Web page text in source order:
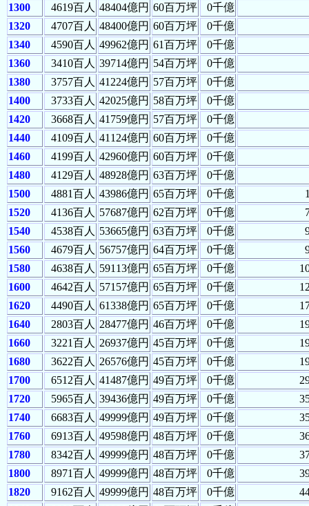
1300
4619百人 48404億円 60百万坪
0千億
1320
4707百人 48400億円 60百万坪
0千億
1340
4590百人 49962億円 61百万坪
0千億
1360
3410百人 39714億円 54百万坪
0千億
1380
3757百人 41224億円 57百万坪
0千億
1400
3733百人 42025億円 58百万坪
0千億
1420
3668百人 41759億円 57百万坪
0千億
1440
4109百人 41124億円 60百万坪
0千億
1460
4199百人 42960億円 60百万坪
0千億
1480
4129百人 48928億円 63百万坪
0千億
1500
4881百人 43986億円 65百万坪 0千億
1520
4136百人 57687億円 62百万坪 0千億
1540
4538百人 53665億円 63百万坪 0千億
1560
4679百人 56757億円 64百万坪 0千億
1580
4638百人 59113億円 65百万坪 0千億
1600
4642百人 57157億円 65百万坪 0千億
1620
4490百人 61338億円 65百万坪 0千億
1640
2803百人 28477億円 46百万坪 0千億
1660
3221百人 26937億円 45百万坪 0千億
1680
3622百人 26576億円 45百万坪 0千億
1700
6512百人 41487億円 49百万坪 0千億
1720
5965百人 39436億円 49百万坪 0千億
1740
6683百人 49999億円 49百万坪 0千億
1760
6913百人 49598億円 48百万坪 0千億
1780
8342百人 49999億円 48百万坪 0千億
1800
8971百人 49999億円 48百万坪 0千億
1820
9162百人 49999億円 48百万坪 0千億